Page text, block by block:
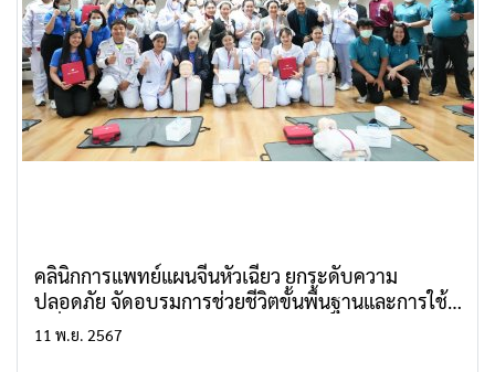
คลินิกการแพทย์แผนจีนหัวเฉียว ยกระดับความ
ปลอดภัย จัดอบรมการช่วยชีวิตขั้นพื้นฐานและการใช้
เครื่อง AED
11 พ.ย. 2567